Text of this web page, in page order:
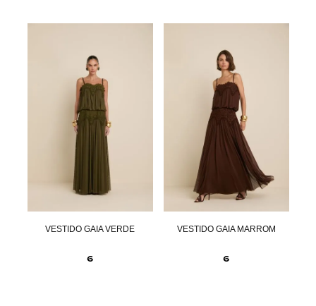
VESTIDO GAIA VERDE
6
VESTIDO GAIA MARROM
6